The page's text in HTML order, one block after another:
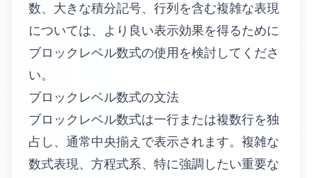
数、大きな積分記号、行列を含む複雑な表現
については、より良い表示効果を得るために
ブロックレベル数式の使用を検討してくださ
い。
ブロックレベル数式の文法
ブロックレベル数式は一行または複数行を独
占し、通常中央揃えで表示されます。複雑な
数式表現、方程式系、特に強調したい重要な